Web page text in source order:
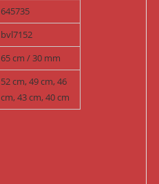
645735
bvl7152
65 cm / 30 mm
52 cm, 49 cm, 46
cm, 43 cm, 40 cm